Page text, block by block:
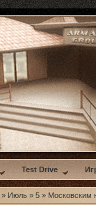
Test Drive
» Июль » 5 » Московским